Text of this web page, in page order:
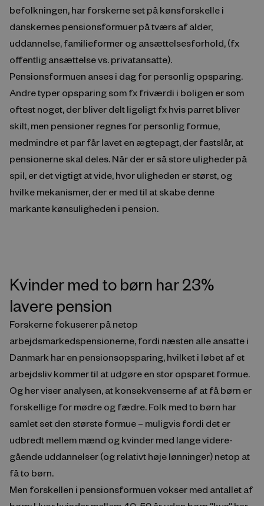
befolkningen, har forskerne set på kønsforskelle i
danskernes pensionsformuer på tværs af alder,
uddannelse, familieformer og ansættelsesforhold, (fx
offentlig ansættelse vs. privatansatte).
Pensionsformuen anses i dag for personlig opsparing.
Andre typer opsparing som fx friværdi i boligen er som
oftest noget, der bliver delt ligeligt fx hvis parret bliver
skilt, men pensioner regnes for personlig formue,
medmindre et par får lavet en ægtepagt, der fastslår, at
pensionerne skal deles. Når der er så store uligheder på
spil, er det vigtigt at vide, hvor uligheden er størst, og
hvilke mekanismer, der er med til at skabe denne
markante kønsuligheden i pension.
Kvinder med to børn har 23%
lavere pension
Forskerne fokuserer på netop
arbejdsmarkedspensionerne, fordi næsten alle ansatte i
Danmark har en pensionsopsparing, hvilket i løbet af et
arbejdsliv kommer til at udgøre en stor opsparet formue.
Og her viser analysen, at konsekvenserne af at få børn er
forskellige for mødre og fædre. Folk med to børn har
samlet set den største formue – muligvis fordi det er
udbredt mellem mænd og kvinder med lange videre-
gående uddannelser (og relativt høje lønninger) netop at
få to børn.
Men forskellen i pensionsformuen vokser med antallet af